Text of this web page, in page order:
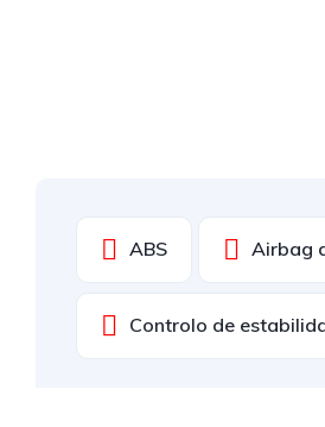
ABS Airbag
Controlo de